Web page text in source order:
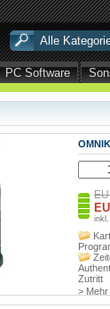
PC Software
Zutritt
> Mehr